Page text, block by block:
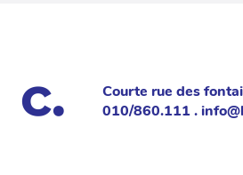
Courte rue des
010/860.111 .